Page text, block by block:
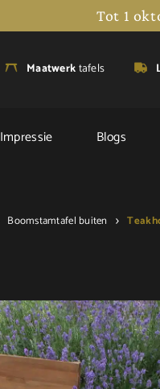
Tot 1
Maatwerktafels
Impressie Blogs
Boomstamtafel buiten